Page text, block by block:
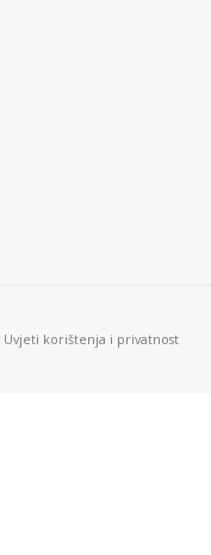
Uvjeti korištenja i privatnost